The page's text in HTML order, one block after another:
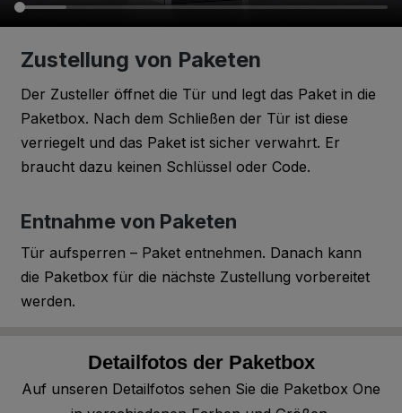
A05.1.1
A07.1.1
Pearl Yellow
A04.0.2
Pale Yellow
A04.0.5
Zinc Yellow
Zustellung von Paketen
Der Zusteller öffnet die Tür und legt das Paket in die
Paketbox. Nach dem Schließen der Tür ist diese
verriegelt und das Paket ist sicher verwahrt. Er
braucht dazu keinen Schlüssel oder Code.
Entnahme von Paketen
Tür aufsperren – Paket entnehmen. Danach kann
die Paketbox für die nächste Zustellung vorbereitet
werden.
Detailfotos der Paketbox
Auf unseren Detailfotos sehen Sie die Paketbox One